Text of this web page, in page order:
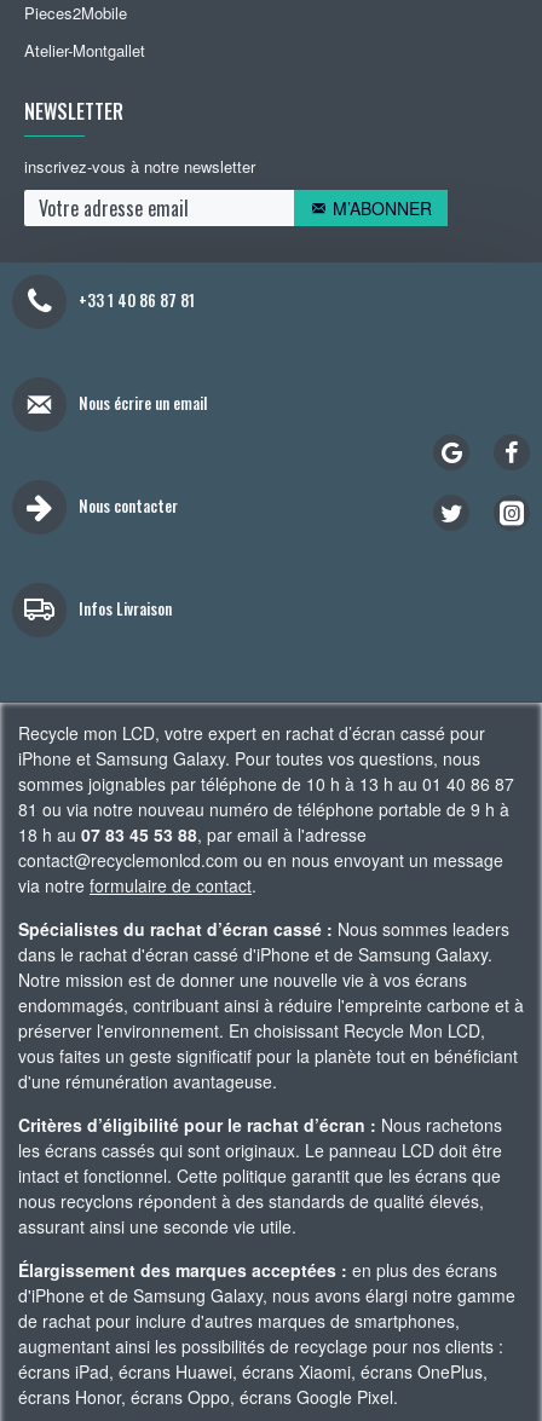
Pieces2Mobile
Atelier-Montgallet
NEWSLETTER
inscrivez-vous à notre newsletter
M’ABONNER
+33 1 40 86 87 81
Nous écrire un email
Nous contacter
Infos Livraison
Recycle mon LCD, votre expert en rachat d’écran cassé pour
iPhone et Samsung Galaxy. Pour toutes vos questions, nous
sommes joignables par téléphone de 10 h à 13 h au 01 40 86 87
81 ou via notre nouveau numéro de téléphone portable de 9 h à
18 h au 07 83 45 53 88, par email à l'adresse
contact@recyclemonlcd.com ou en nous envoyant un message
via notre formulaire de contact.
Spécialistes du rachat d’écran cassé : Nous sommes leaders
dans le rachat d'écran cassé d'iPhone et de Samsung Galaxy.
Notre mission est de donner une nouvelle vie à vos écrans
endommagés, contribuant ainsi à réduire l'empreinte carbone et à
préserver l'environnement. En choisissant Recycle Mon LCD,
vous faites un geste significatif pour la planète tout en bénéficiant
d'une rémunération avantageuse.
Critères d’éligibilité pour le rachat d’écran : Nous rachetons
les écrans cassés qui sont originaux. Le panneau LCD doit être
intact et fonctionnel. Cette politique garantit que les écrans que
nous recyclons répondent à des standards de qualité élevés,
assurant ainsi une seconde vie utile.
Élargissement des marques acceptées : en plus des écrans
d'iPhone et de Samsung Galaxy, nous avons élargi notre gamme
de rachat pour inclure d'autres marques de smartphones,
augmentant ainsi les possibilités de recyclage pour nos clients :
écrans iPad, écrans Huawei, écrans Xiaomi, écrans OnePlus,
écrans Honor, écrans Oppo, écrans Google Pixel.